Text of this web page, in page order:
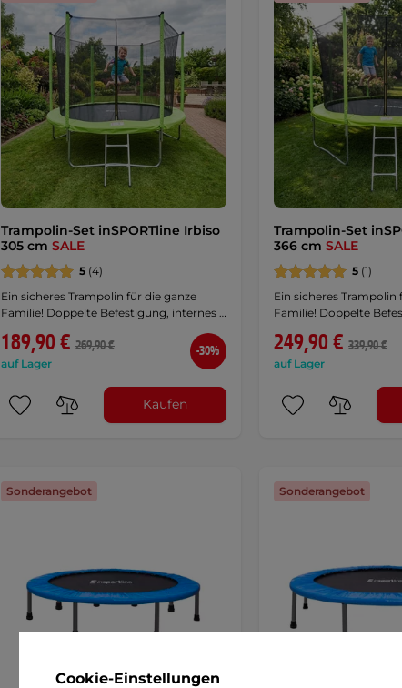
Trampolin-Set inSPORTline Irbiso
305 cm SALE
5 (4)
Ein sicheres Trampolin für die ganze
Familie! Doppelte Befestigung, internes …
189,90 € 269,90 €
auf Lager
-30%
Kaufen
Trampolin-Set
366 cm SALE
5(1)
Ein sicheres Trampolin
Familie! Doppelte
249,90 € 339,90 €
auf Lager
Sonderangebot Sonderangebot
Cookie-Einstellungen